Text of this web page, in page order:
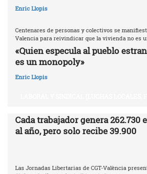
Enric Llopis
Centenares de personas y colectivos se
Valencia para reivindicar que la vivienda no es
«Quien especula al pueblo
es un monopoly»
Enric Llopis
Cada trabajador genera 262.730
al año, pero solo recibe 39.900
Las Jornadas Libertarias de CGT-València